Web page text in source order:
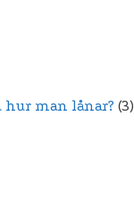
hur man lånar? (3)